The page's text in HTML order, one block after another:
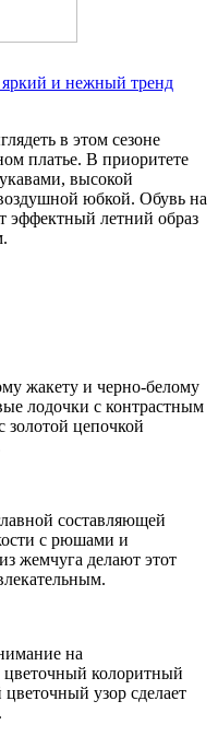
яркий и нежный тренд
в этом сезоне
платье. В приоритете
высокой
юбкой. Обувь на
эффектный летний образ
жакету и черно-белому
лодочки с контрастным
цепочкой
составляющей
с рюшами и
жемчуга делают этот
на
цветочный колоритный
узор сделает